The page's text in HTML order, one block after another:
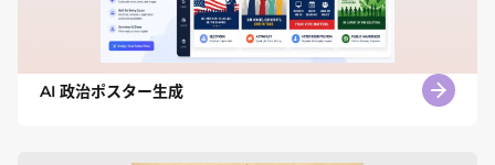
AI 政治ポスター生成